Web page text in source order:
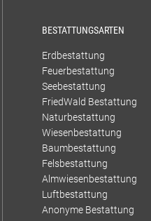
BESTATTUNGSARTEN
Erdbestattung
Feuerbestattung
Seebestattung
FriedWald Bestattung
Naturbestattung
Wiesenbestattung
Baumbestattung
Felsbestattung
Almwiesenbestattung
Luftbestattung
Anonyme Bestattung